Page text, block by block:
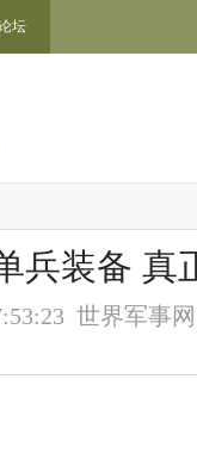
坛
兵装备 真
世界军事